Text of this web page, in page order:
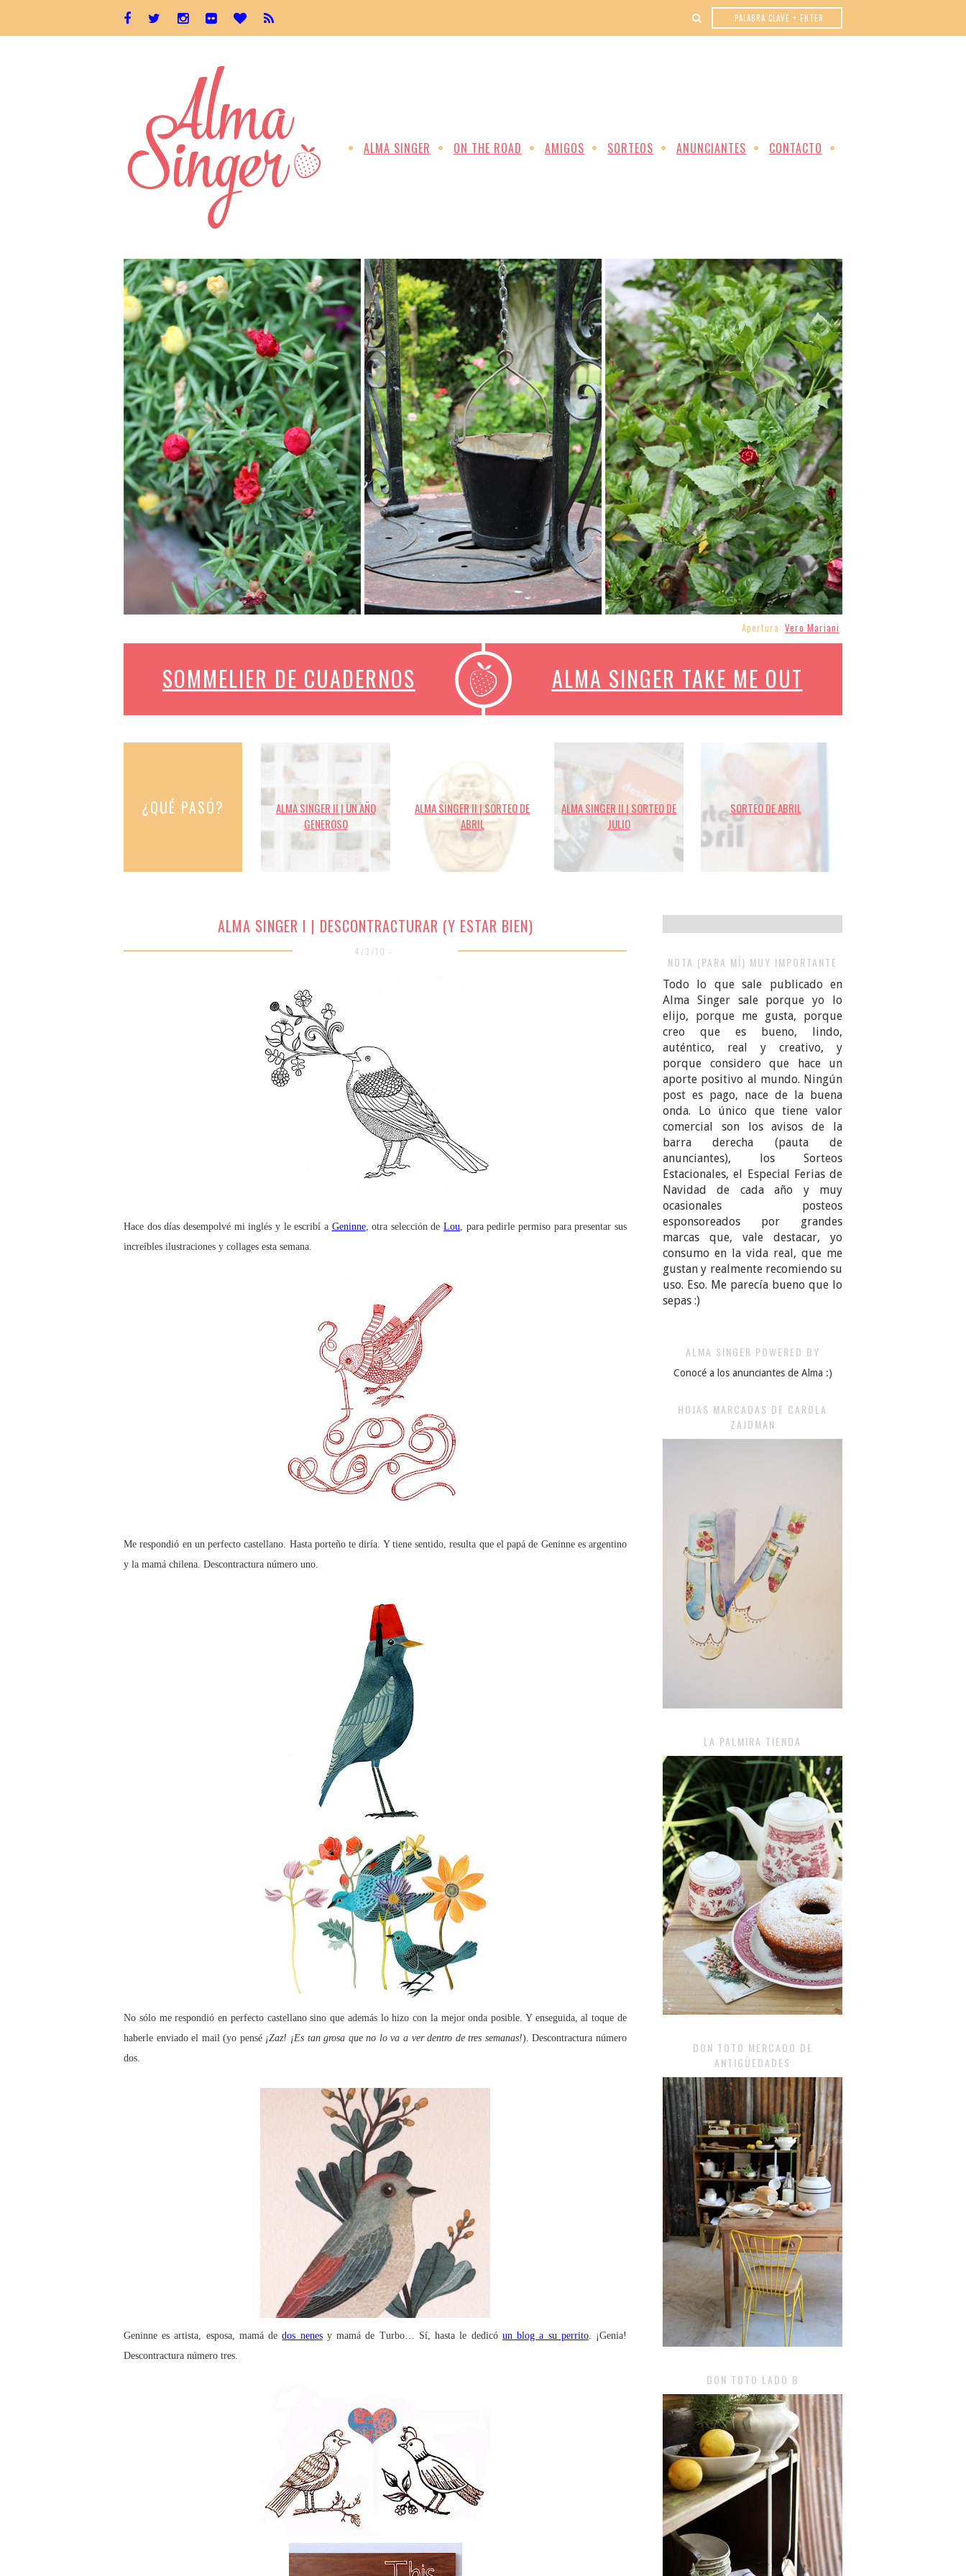
ALMA SINGER ON THE ROAD AMIGOS SORTEOS ANUNCIANTES CONTACTO
Apertura: Vero Mariani.
SOMMELIER DE CUADERNOS ALMA SINGER TAKE ME OUT
¿QUÉ PASÓ?
ALMA SINGER II | UN AÑO
GENEROSO
ALMA SINGER II | SORTEO DE
ABRIL
ALMA SINGER II | SORTEO DE
JULIO
SORTEO DE ABRIL
ALMA SINGER I | DESCONTRACTURAR (Y ESTAR BIEN)
4/3/10 -
Hace dos días desempolvé mi inglés y le escribí a Geninne, otra selección deLou, para pedirle permiso para presentar sus
increíbles ilustraciones y collages esta semana.
Me respondió en un perfecto castellano. Hasta porteño te diría. Y tiene sentido, resulta que el papá de Geninne es argentino
y la mamá chilena. Descontractura número uno.
No sólo me respondió en perfecto castellano sino que además lo hizo con la mejor onda posible. Y enseguida, al toque de
haberle enviado el mail (yo pensé ¡Zaz! ¡Es tan grosa que no lo va a ver dentro de tres semanas!). Descontractura número
dos.
Geninne es artista, esposa, mamá dedos nenesy mamá de Turbo… Sí, hasta le dedicó un blog a su perrito. ¡Genia!
Descontractura número tres.
NOTA (PARA MÍ) MUY IMPORTANTE
Todo lo que sale publicado en
Alma Singer sale porque yo lo
elijo, porque me gusta, porque
creo que es bueno, lindo,
auténtico, real y creativo, y
porque considero que hace un
aporte positivo al mundo. Ningún
post es pago, nace de la buena
onda. Lo único que tiene valor
comercial son los avisos de la
barra derecha (pauta de
anunciantes), los Sorteos
Estacionales, el Especial Ferias de
Navidad de cada año y muy
ocasionales posteos
esponsoreados por grandes
marcas que, vale destacar, yo
consumo en la vida real, que me
gustan y realmente recomiendo su
uso. Eso. Me parecía bueno que lo
sepas :)
ALMA SINGER POWERED BY
Conocé a los anunciantes de Alma :)
HOJAS MARCADAS DE CAROLA
ZAJDMAN
LA PALMIRA TIENDA
DON TOTO MERCADO DE
ANTIGÜEDADES
DON TOTO LADO B